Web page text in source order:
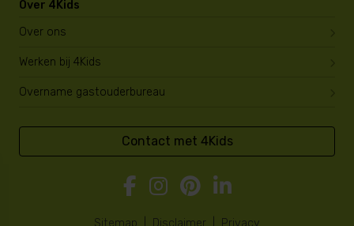
Over 4Kids
Over ons
Werken bij 4Kids
Overname gastouderbureau
Contact met 4Kids